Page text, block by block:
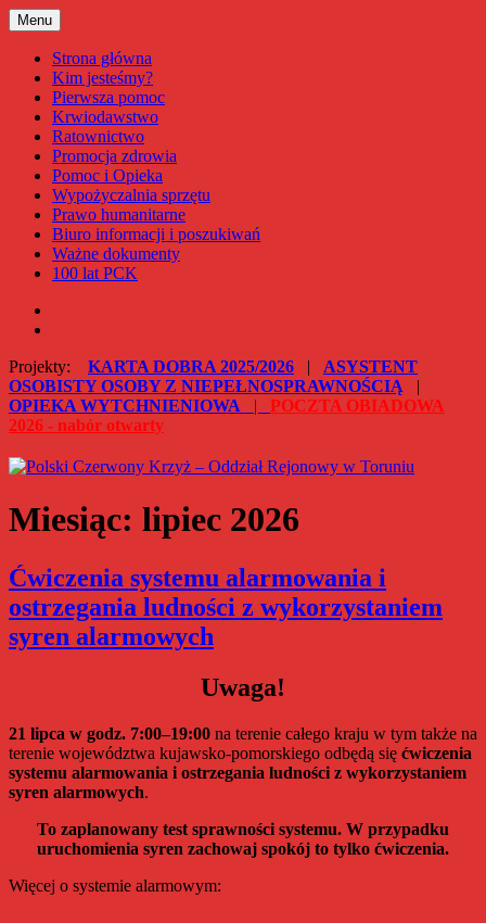
Przejdź
do
treści
Polski Czerwony Krzyż – Oddział Rejonowy w Toruniu
Menu
Strona główna
Kim jesteśmy?
Pierwsza pomoc
Krwiodawstwo
Ratownictwo
Promocja zdrowia
Pomoc i Opieka
Wypożyczalnia sprzętu
Prawo humanitarne
Biuro informacji i poszukiwań
Ważne dokumenty
100 lat PCK
Projekty: KARTA DOBRA 2025/2026 | ASYSTENT
OSOBISTY OSOBY Z NIEPEŁNOSPRAWNOŚCIĄ |
OPIEKA WYTCHNIENIOWA | POCZTA OBIADOWA
2026 - nabór otwarty
Miesiąc: lipiec 2026
Ćwiczenia systemu alarmowania i
ostrzegania ludności z wykorzystaniem
syren alarmowych
Uwaga!
21 lipca w godz. 7:00–19:00 na terenie całego kraju w tym także na
terenie województwa kujawsko-pomorskiego odbędą się ćwiczenia
systemu alarmowania i ostrzegania ludności z wykorzystaniem
syren alarmowych.
To zaplanowany test sprawności systemu. W przypadku
uruchomienia syren zachowaj spokój to tylko ćwiczenia.
Więcej o systemie alarmowym: